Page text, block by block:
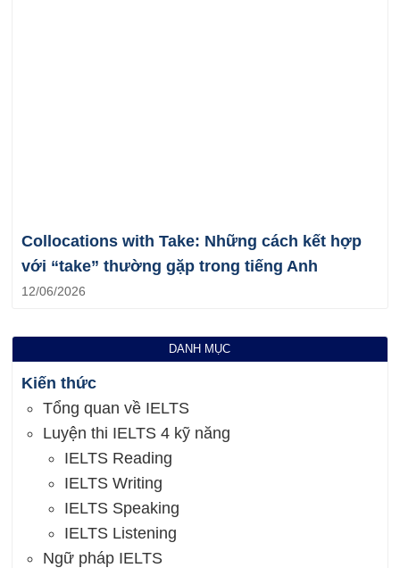
Collocations with Take: Những cách kết hợp
với “take” thường gặp trong tiếng Anh
12/06/2026
DANH MỤC
Kiến thức
Tổng quan về IELTS
Luyện thi IELTS 4 kỹ năng
IELTS Reading
IELTS Writing
IELTS Speaking
IELTS Listening
Ngữ pháp IELTS